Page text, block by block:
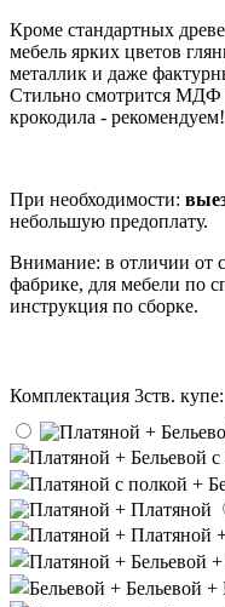
Кроме стандартных
мебель ярких цветов
металлик и даже
Стильно смотрится МДФ
крокодила - рекомендуем!
При необходимости:
небольшую предоплату.
Внимание: в отличии от
фабрике, для мебели по
инструкция по сборке.
Комплектация 3ств. купе: